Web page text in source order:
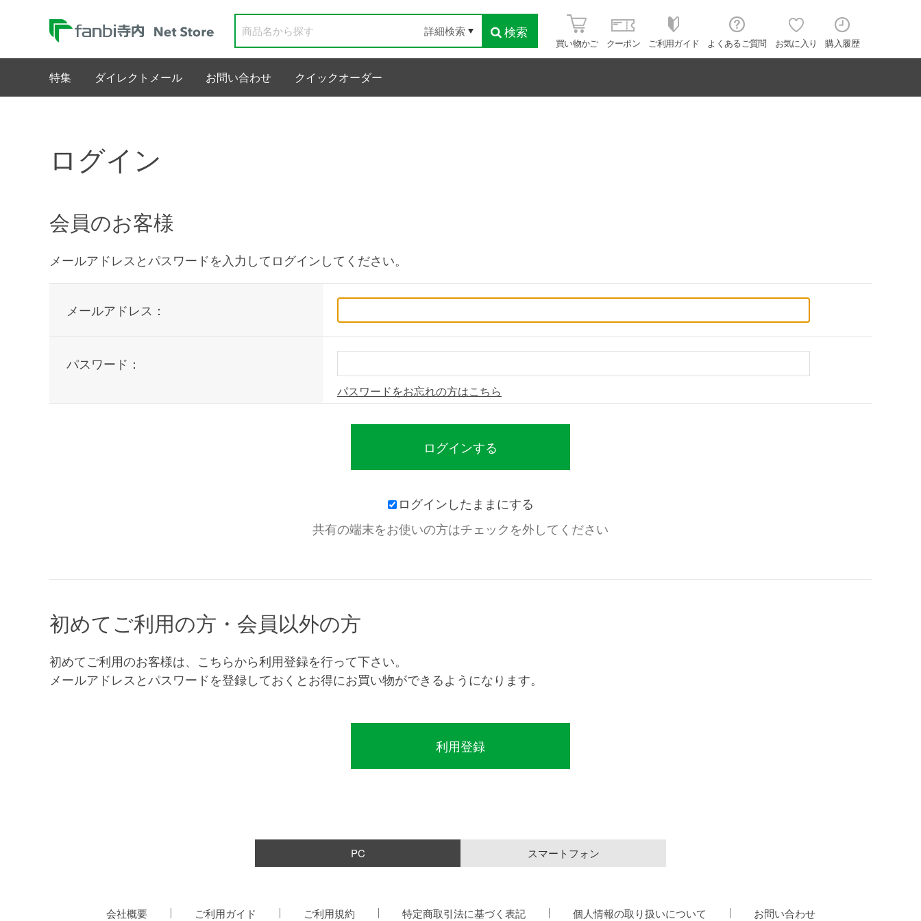
検索
詳細検索
買い物かご クーポン ご利用ガイド よくあるご質問 お気に入り 購入履歴
特集 ダイレクトメール お問い合わせ クイックオーダー
ログイン
会員のお客様
メールアドレスとパスワードを入力してログインしてください。
メールアドレス：
パスワード：
パスワードをお忘れの方はこちら
ログインしたままにする
共有の端末をお使いの方はチェックを外してください
初めてご利用の方・会員以外の方
初めてご利用のお客様は、こちらから利用登録を行って下さい。
メールアドレスとパスワードを登録しておくとお得にお買い物ができるようになります。
PC スマートフォン
会社概要 ご利用ガイド ご利用規約 特定商取引法に基づく表記 個人情報の取り扱いについて お問い合わせ